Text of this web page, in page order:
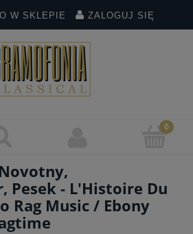
W SKLEPIE ZALOGUJ SIĘ
Pesek - L'Histoire Du
Rag Music / Ebony